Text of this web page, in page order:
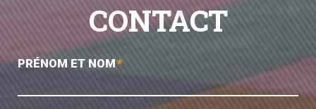
CONTACT
PRÉNOM ET NOM*